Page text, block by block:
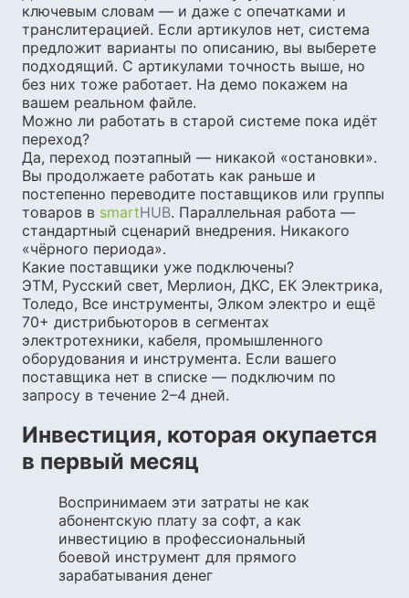
ключевым словам — и даже с опечатками и
транслитерацией. Если артикулов нет, система
предложит варианты по описанию, вы выберете
подходящий. С артикулами точность выше, но
без них тоже работает. На демо покажем на
вашем реальном файле.
Можно ли работать в старой системе пока идёт
переход?
Да, переход поэтапный — никакой «остановки».
Вы продолжаете работать как раньше и
постепенно переводите поставщиков или группы
товаров в smartHUB. Параллельная работа —
стандартный сценарий внедрения. Никакого
«чёрного периода».
Какие поставщики уже подключены?
ЭТМ, Русский свет, Мерлион, ДКС, ЕК Электрика,
Толедо, Все инструменты, Элком электро и ещё
70+ дистрибьюторов в сегментах
электротехники, кабеля, промышленного
оборудования и инструмента. Если вашего
поставщика нет в списке — подключим по
запросу в течение 2–4 дней.
Инвестиция, которая окупается
в первый месяц
Воспринимаем эти затраты не как
абонентскую плату за софт, а как
инвестицию в профессиональный
боевой инструмент для прямого
зарабатывания денег